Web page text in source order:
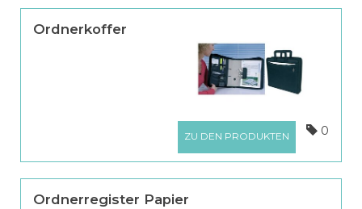
Ordnerkoffer
ZU DEN PRODUKTEN 0
Ordnerregister Papier